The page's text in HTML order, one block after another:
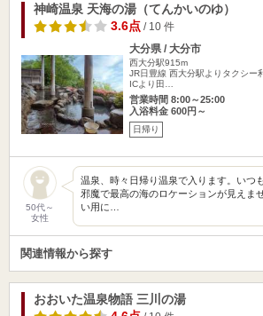
神崎温泉 天海の湯（てんかいのゆ）
3.6点/ 10 件
大分県 / 大分市
西大分駅915m
JR日豊線 西大分駅よりタクシー
ICより田…
営業時間 8:00～25:00
入浴料金 600円～
日帰り
50代～
女性
温泉、時々日帰り温泉で入ります。いつ
邪魔で最高の海のロケーションが見えま
い用に…
関連情報から探す
おおいた温泉物語 三川の湯